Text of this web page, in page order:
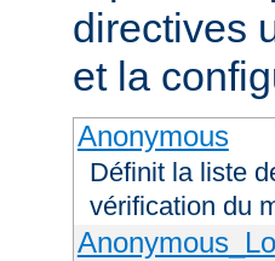
directives
et la
Anonymous
Définit la liste
vérification du